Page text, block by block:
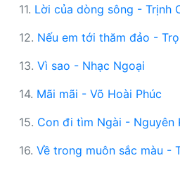
11. Lời của dòng sông - Trịnh
12. Nếu em tới thăm đảo -
13. Vì sao - Nhạc Ngoại
14. Mãi mãi - Võ Hoài Phúc
15. Con đi tìm Ngài - Nguyên
16. Về trong muôn sắc màu -